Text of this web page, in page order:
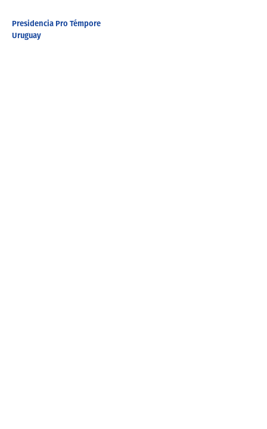
Presidencia Pro Témpore
Uruguay